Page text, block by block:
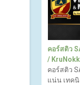
คอร์สติว
/
คอร์สติว
แน่น เทค